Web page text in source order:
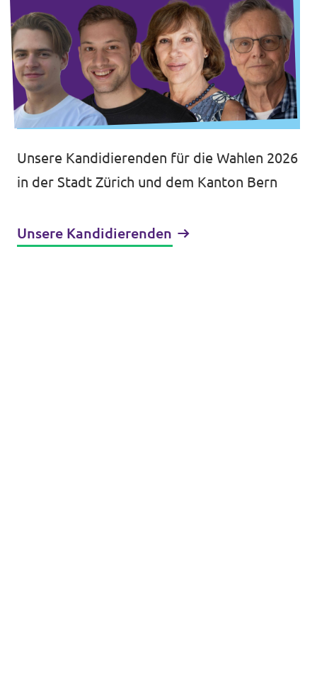
Unsere Kandidierenden für die Wahlen 2026
in der Stadt Zürich und dem Kanton Bern
Unsere Kandidierenden